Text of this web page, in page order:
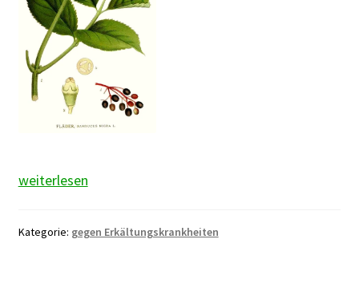
Holunderblüten
weiterlesen
Kategorie: gegen Erkältungskrankheiten